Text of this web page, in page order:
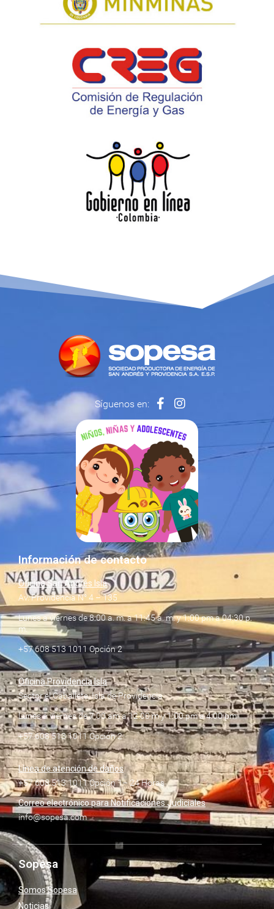
Síguenos en:
Información de contacto
Oficina San Andrés Isla
Av. Providencia N° 4 – 135
Lunes a viernes de 8:00 a. m. a 11:45 a. m. y 1:00 pm a 04:30 p.
m.
+57 608 513 1011 Opción 2
Oficina Providencia Isla
Sector el Caballete, Isla de Providencia
Lunes a viernes de 7:00 am a 12:00 m y 1:00 pm a 4:00 pm
+57 608 513 1011 Opción 2
Línea de atención de daños
+57 608 513 1011 Opción 1– 24 Horas
Correo electrónico para Notificaciones Judiciales
info@sopesa.com
Sopesa
Somos Sopesa
Noticias